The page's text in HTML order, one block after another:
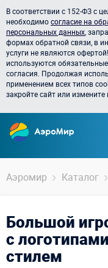
В соответствии с 152-ФЗ с
необходимосогласие на
персональных данных ,
формах обратной связи, в
услуги не являются
используются
согласия. Продолжая
применением всех типов
закройте сайт или измените
Аэромир Каталог
Большой
с
стилем